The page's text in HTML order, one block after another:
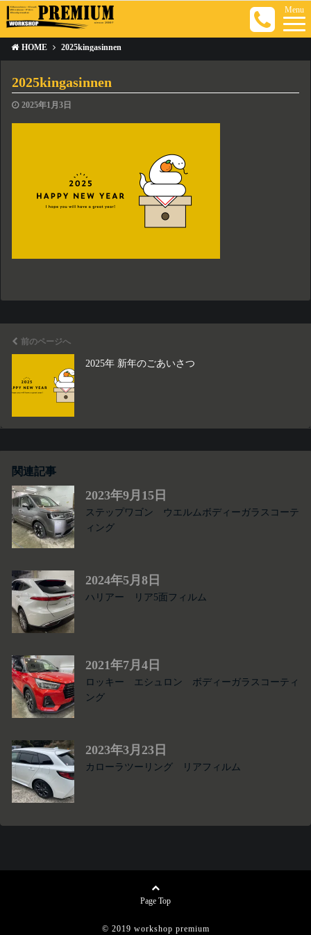
Menu
HOME 2025kingasinnen
2025kingasinnen
2025年1月3日
前のページへ
2025年 新年のごあいさつ
関連記事
2023年9月15日
ステップワゴン ウエルムボディーガラスコーテ
ィング
2024年5月8日
ハリアー リア5面フィルム
2021年7月4日
ロッキー エシュロン ボディーガラスコーティ
ング
2023年3月23日
カローラツーリング リアフィルム
Page Top
© 2019 workshop premium